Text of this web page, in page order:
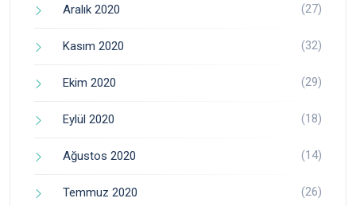
Aralık 2020 (27)
Kasım 2020 (32)
Ekim 2020 (29)
Eylül 2020 (18)
Ağustos 2020 (14)
Temmuz 2020 (26)